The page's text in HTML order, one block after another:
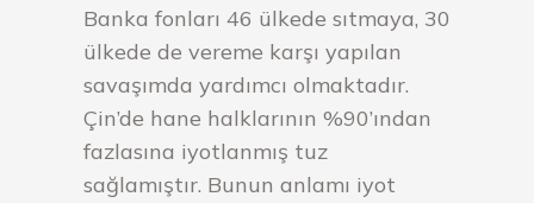
Banka fonları 46 ülkede sıtmaya, 30
ülkede de vereme karşı yapılan
savaşımda yardımcı olmaktadır.
Çin’de hane halklarının %90’ından
fazlasına iyotlanmış tuz
sağlamıştır. Bunun anlamı iyot